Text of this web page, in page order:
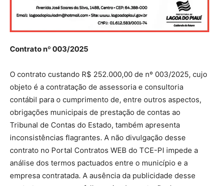
Contrato nº 003/2025
O contrato custando R$ 252.000,00 de nº 003/2025, cujo
objeto é a contratação de assessoria e consultoria
contábil para o cumprimento de, entre outros aspectos,
obrigações municipais de prestação de contas ao
Tribunal de Contas do Estado, também apresenta
inconsistências flagrantes. A não divulgação desse
contrato no Portal Contratos WEB do TCE-PI impede a
análise dos termos pactuados entre o município e a
empresa contratada. A ausência da publicidade desse